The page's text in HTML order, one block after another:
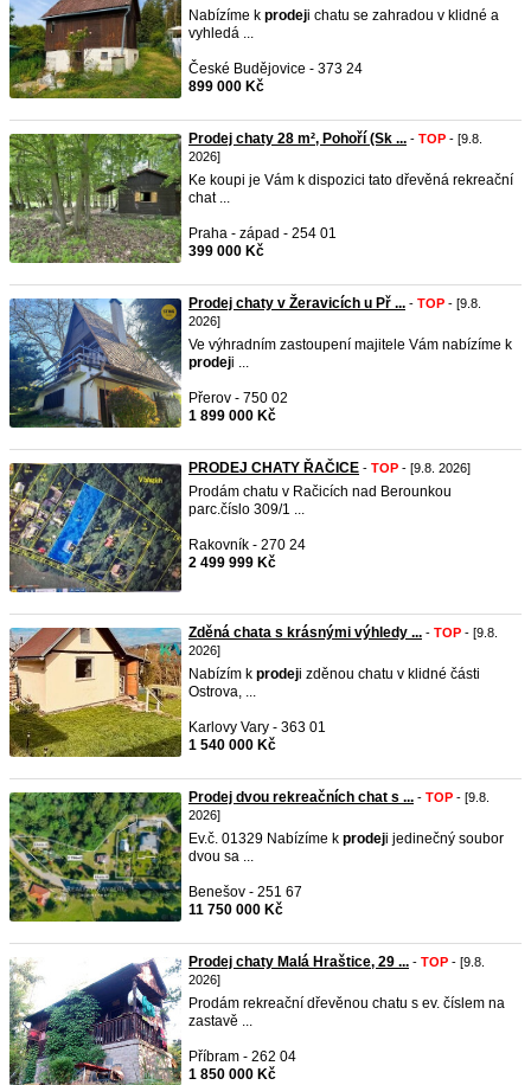
Nabízíme k prodeji chatu se zahradou v klidné a
vyhledá ...
České Budějovice - 373 24
899 000 Kč
Prodej chaty 28 m², Pohoří (Sk ... - TOP - [9.8.
2026]
Ke koupi je Vám k dispozici tato dřevěná rekreační
chat ...
Praha - západ - 254 01
399 000 Kč
Prodej chaty v Žeravicích u Př ... - TOP - [9.8.
2026]
Ve výhradním zastoupení majitele Vám nabízíme k
prodeji ...
Přerov - 750 02
1 899 000 Kč
PRODEJ CHATY ŘAČICE - TOP - [9.8. 2026]
Prodám chatu v Račicích nad Berounkou
parc.číslo 309/1 ...
Rakovník - 270 24
2 499 999 Kč
Zděná chata s krásnými výhledy ... - TOP - [9.8.
2026]
Nabízím k prodeji zděnou chatu v klidné části
Ostrova, ...
Karlovy Vary - 363 01
1 540 000 Kč
Prodej dvou rekreačních chat s ... - TOP - [9.8.
2026]
Ev.č. 01329 Nabízíme k prodeji jedinečný soubor
dvou sa ...
Benešov - 251 67
11 750 000 Kč
Prodej chaty Malá Hraštice, 29 ... - TOP - [9.8.
2026]
Prodám rekreační dřevěnou chatu s ev. číslem na
zastavě ...
Příbram - 262 04
1 850 000 Kč